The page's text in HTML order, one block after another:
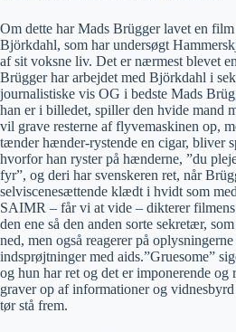
Om dette har Mads Brügger lavet en
Björkdahl, som har undersøgt
af sit voksne liv. Det er nærmest blevet
Brügger har arbejdet med Björkdahl i
journalistiske vis OG i bedste Mads
han er i billedet, spiller den hvide mand
vil grave resterne af flyvemaskinen op,
tænder hænder-rystende en cigar, bliver
hvorfor han ryster på hænderne, ”du
fyr”, og deri har svenskeren ret, når
selviscenesættende klædt i hvidt som
SAIMR – får vi at vide – dikterer
den ene så den anden sorte sekretær,
ned, men også reagerer på
indsprøjtninger med aids.”Gruesome”
og hun har ret og det er imponerende og
graver op af informationer og
tør stå frem.